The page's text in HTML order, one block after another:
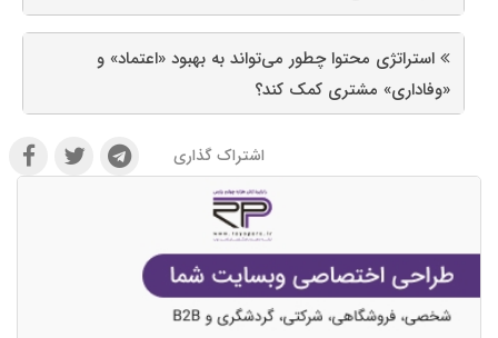
استراتژی محتوا چطور می‌تواند به بهبود «اعتماد» و
«وفاداری» مشتری کمک کند؟
اشتراک گذاری